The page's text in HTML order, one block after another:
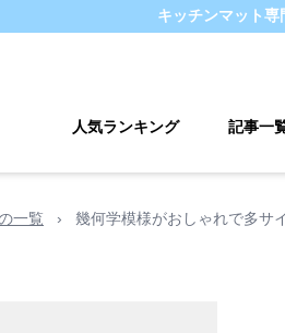
キッチンマット専
人気ランキング 記事一
一覧 › 幾何学模様がおしゃれで多サ